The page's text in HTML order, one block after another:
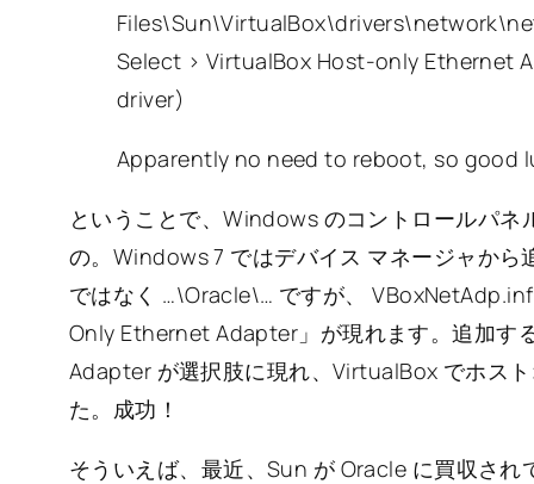
Select > VirtualBox Host-only Ethernet
driver)
Apparently no need to reboot, so good
ということで、Windows のコントロールパ
の。Windows 7 ではデバイス マネージャか
ではなく …\Oracle\… ですが、
Only Ethernet Adapter」が現れます。追加
Adapter が選択肢に現れ、VirtualBox でホス
た。成功！
そういえば、最近、Sun が Oracle に買収さ